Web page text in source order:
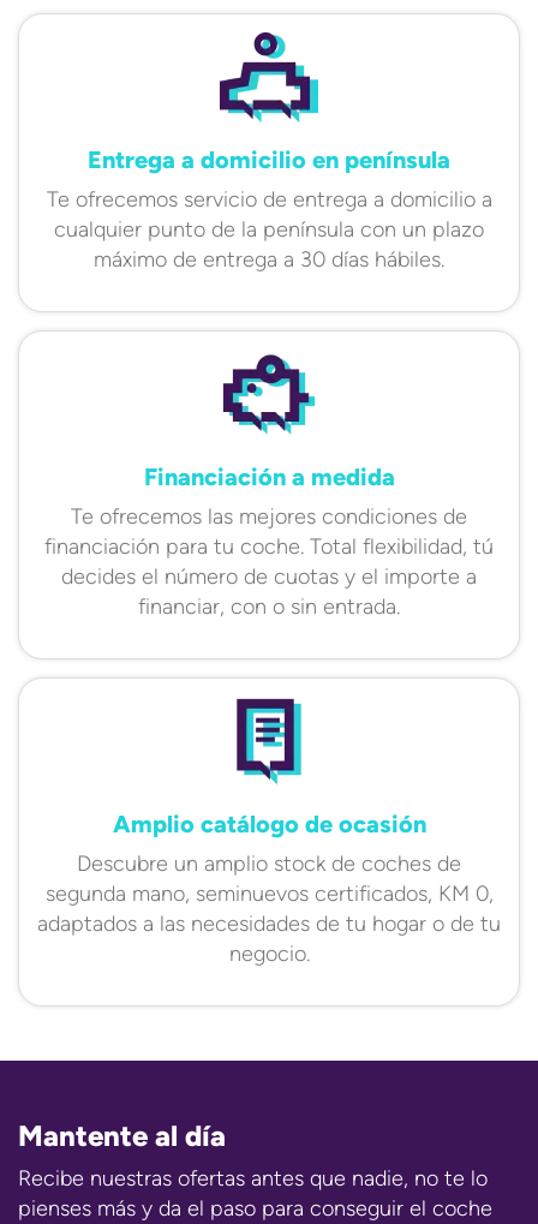
Entrega a domicilio en península
Te ofrecemos servicio de entrega a domicilio a
cualquier punto de la península con un plazo
máximo de entrega a 30 días hábiles.
Financiación a medida
Te ofrecemos las mejores condiciones de
financiación para tu coche. Total flexibilidad, tú
decides el número de cuotas y el importe a
financiar, con o sin entrada.
Amplio catálogo de ocasión
Descubre un amplio stock de coches de
segunda mano, seminuevos certificados, KM 0,
adaptados a las necesidades de tu hogar o de tu
negocio.
Mantente al día
Recibe nuestras ofertas antes que nadie, no te lo
pienses más y da el paso para conseguir el coche